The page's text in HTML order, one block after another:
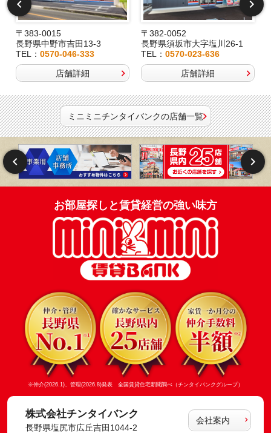
〒383-0015
長野県中野市吉田13-3
TEL： 0570-046-333
店舗詳細
〒382-0052
長野県須坂市大字塩川26-1
TEL：0570-023-636
店舗詳細
ミニミニチンタイバンクの店舗一覧
お部屋探しと賃貸経営の強い味方
※仲介(2026.1)、管理(2026.8)発表 全国賃貸住宅新聞調べ（チンタイバンクグループ）
株式会社チンタイバンク
長野県塩尻市広丘吉田1044-2
会社案内